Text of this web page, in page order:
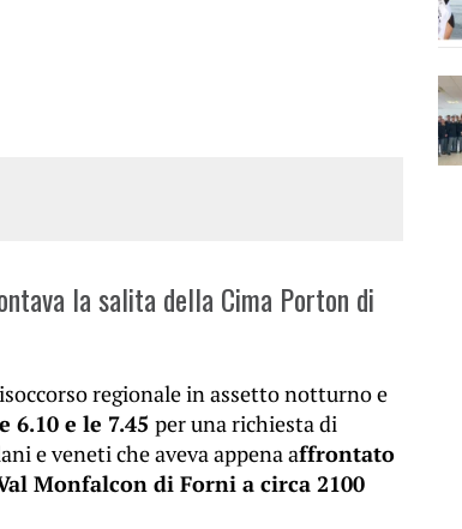
la salita della Cima Porton di
regionale in assetto notturno e
e le 7.45 per una richiesta di
e veneti che aveva appena affrontato
Monfalcon di Forni a circa 2100